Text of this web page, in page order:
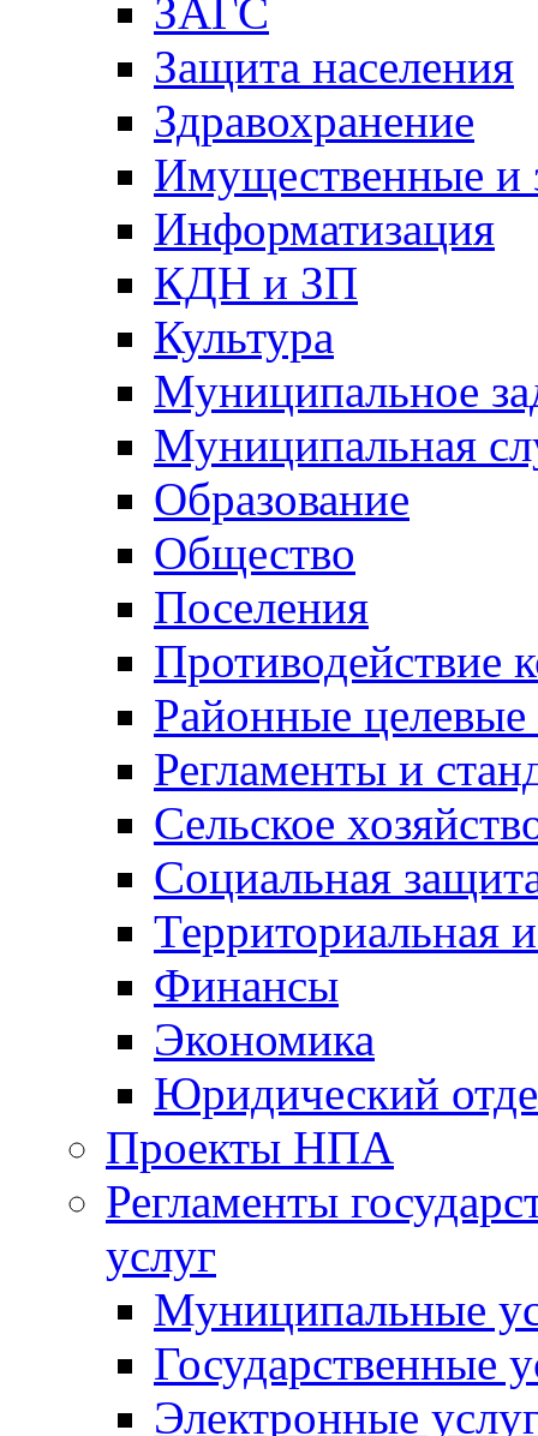
ЗАГС
Защита населения
Здравохранение
Имущественные и
Информатизация
КДН и ЗП
Культура
Муниципальное
Муниципальная
Образование
Общество
Поселения
Противодействие
Районные
Регламенты и
Сельское
Социальная
Территориальная
Финансы
Экономика
Юридический
Проекты НПА
Регламенты
услуг
Муниципальные
Государственные
Электронные